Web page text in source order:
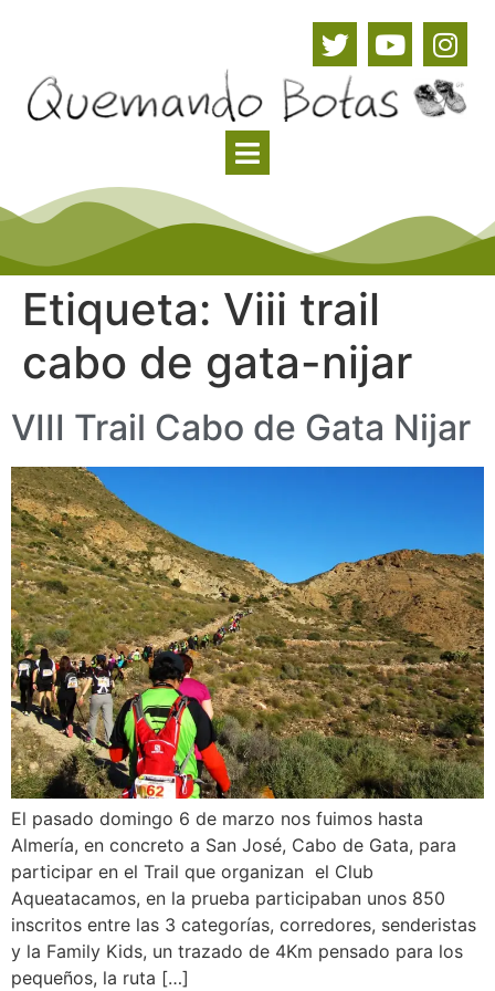
Etiqueta: Viii trail
cabo de gata-nijar
VIII Trail Cabo de Gata Nijar
El pasado domingo 6 de marzo nos fuimos hasta
Almería, en concreto a San José, Cabo de Gata, para
participar en el Trail que organizan el Club
Aqueatacamos, en la prueba participaban unos 850
inscritos entre las 3 categorías, corredores, senderistas
y la Family Kids, un trazado de 4Km pensado para los
pequeños, la ruta […]